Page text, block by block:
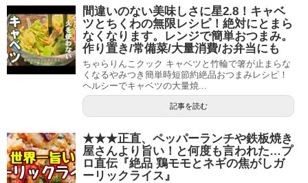
間違いのない美味しさに星2.8！キャベ
ツとちくわの無限レシピ！絶対にとまら
なくなります。レンジで簡単おつまみ。
作り置き/常備菜/大量消費/お弁当にも
ちゃらりんこクック キャベツと竹輪で箸が止まらな
くなるやみつき簡単時短節約絶品おつまみレシピ！
ヘルシーでキャベツの大量焼...
記事を読む
★★★正直、ペッパーランチや鉄板焼き
屋さんより旨い！と何度も言われた…プ
ロ直伝『絶品 鶏モモとネギの焦がしガ
ーリックライス』